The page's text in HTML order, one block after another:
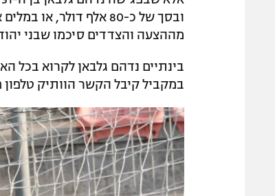
ובסך של כ-80 אלף
מההצעה והצדדים סיכמו שבני
בינתיים נדהם גלבאן לקרוא בכל
במקביל קיבל הקשר הוותיק